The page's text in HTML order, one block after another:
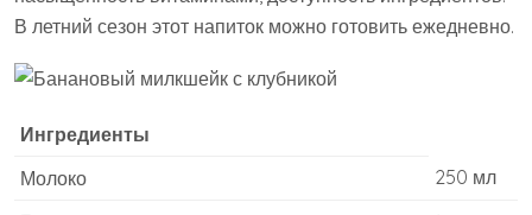
В летний сезон этот напиток можно готовить ежедневно.
Ингредиенты
Молоко
250 мл